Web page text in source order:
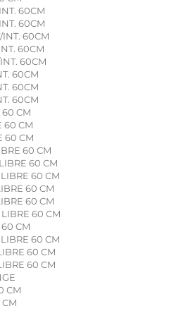
60CM
60CM
INT. 60CM
60CM
60CM
60CM
60CM
60CM
60 CM
60 CM
60 CM
60 CM
60 CM
60 CM
60 CM
60 CM
60 CM
60 CM
60 CM
60 CM
60 CM
CM